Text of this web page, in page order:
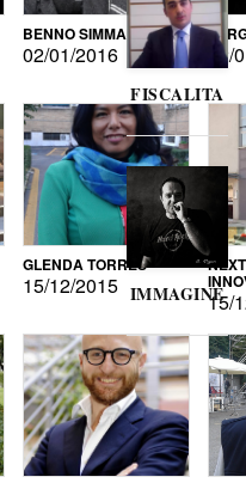
BENNO SIMMA
02/01/2016
GLENDA TORRES
15/12/2015
15/
FISCALITA
IMMAGINE